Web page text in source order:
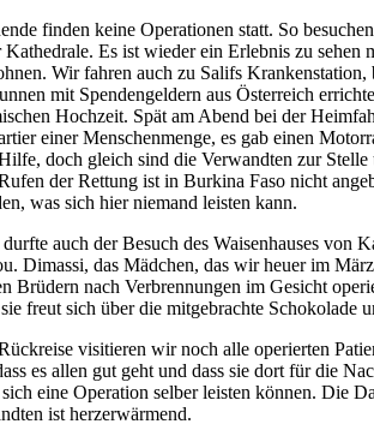
finden keine Operationen statt. So
Kathedrale. Es ist wieder ein Erlebnis zu
Wir fahren auch zu Salifs
mit Spendengeldern aus Österreich
Hochzeit. Spät am Abend bei der
einer Menschenmenge, es gab einen
doch gleich sind die Verwandten zur
der Rettung ist in Burkina Faso nicht
was sich hier niemand leisten kann.
auch der Besuch des Waisenhauses von
Dimassi, das Mädchen, das wir heuer im
Brüdern nach Verbrennungen im Gesicht
freut sich über die mitgebrachte Schokolade
visitieren wir noch alle operierten
es allen gut geht und dass sie dort für die
eine Operation selber leisten können. Die
ist herzerwärmend.